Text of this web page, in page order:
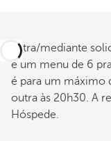
Extra/mediante
é um menu de 6
é para um máximo
outra às 20h30. A
Hóspede.